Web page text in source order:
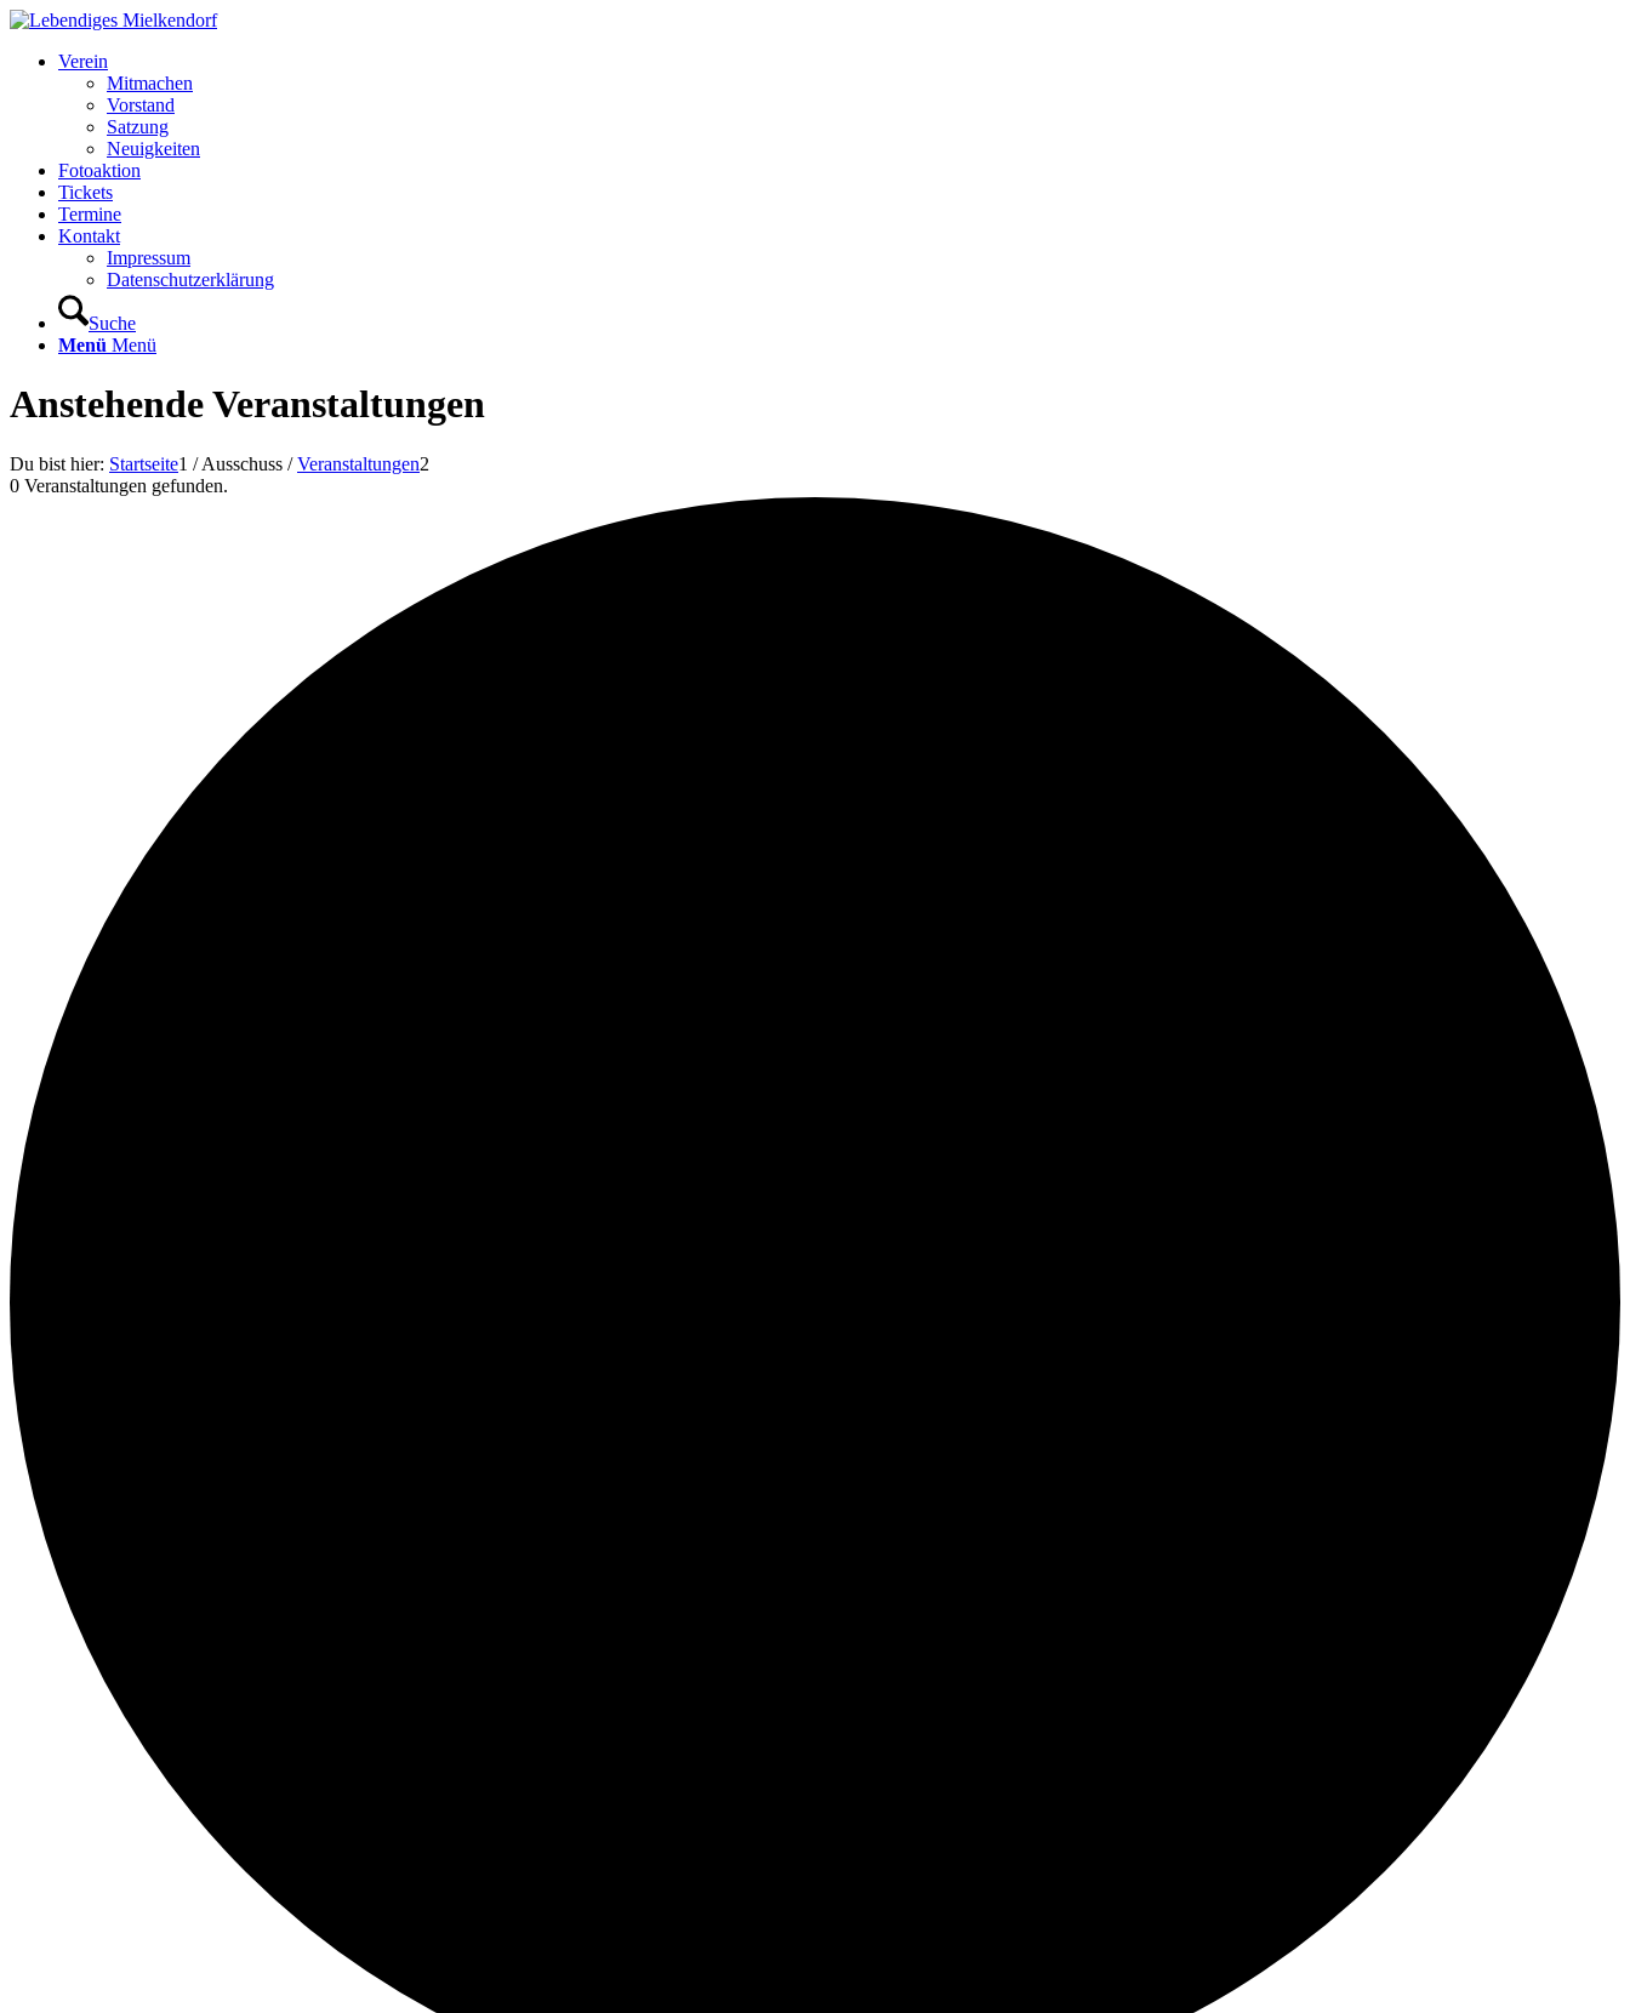
Verein
Mitmachen
Vorstand
Satzung
Neuigkeiten
Fotoaktion
Tickets
Termine
Kontakt
Impressum
Datenschutzerklärung
Suche
Menü Menü
Anstehende Veranstaltungen
Du bist hier: Startseite1 / Ausschuss / Veranstaltungen2
0 Veranstaltungen gefunden.